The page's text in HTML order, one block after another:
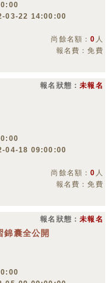
03-22 14:00:00
尚餘名額：0 人
報名費：免費
報名狀態：未報名
04-18 09:00:00
尚餘名額：0 人
報名費：免費
報名狀態：未報名
囊全公開